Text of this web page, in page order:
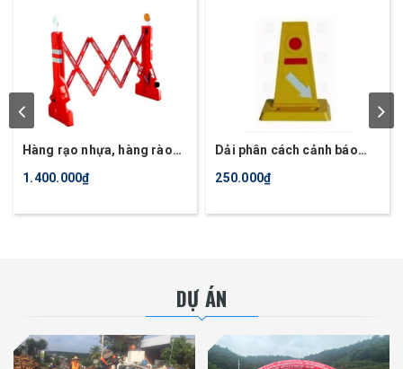
Hàng rạo nhựa, hàng rào
gấp gọn, hàng rào an toàn
1.400.000₫
Dải phân cách cảnh báo
nhựa dẻo PVC
250.000₫
DỰ ÁN